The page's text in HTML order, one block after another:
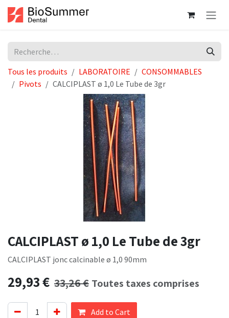
Se rendre au contenu
Tous les produits LABORATOIRE
CONSOMMABLES
Pivots
CALCIPLAST ø 1,0 Le Tube de 3gr
CALCIPLAST ø 1,0 Le Tube de 3gr
CALCIPLAST jonc calcinable ø 1,0 90mm
29,93€ 33,26€ Toutes taxes comprises
Add to Cart